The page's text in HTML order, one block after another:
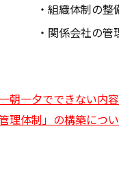
・組織体制の整
・関係会社の管
朝一夕でできない内
理体制」の構築につ